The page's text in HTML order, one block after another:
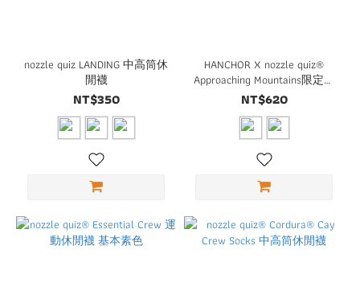
nozzle quiz LANDING 中高筒休
閒襪
NT$350
HANCHOR X nozzle quiz®
Approaching Mountains限定襪
輕美麗諾羊毛中筒襪
NT$620